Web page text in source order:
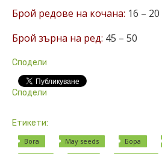
Брой редове на кочана: 16 – 20
Брой зърна на ред: 45 – 50
Сподели
Сподели
Етикети:
Bora May seeds Бора